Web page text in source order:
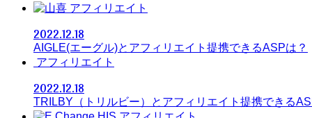
アフィリエイト
2022.12.18
AIGLE(エーグル)とアフィリエイト提携できるASPは？
アフィリエイト
2022.12.18
TRILBY（トリルビー）とアフィリエイト提携できる